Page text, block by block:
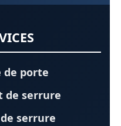
de porte
de serrure
serrure